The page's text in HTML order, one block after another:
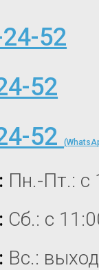
52
52
52
Пн.-Пт.: с
Сб.: с
Вс.: